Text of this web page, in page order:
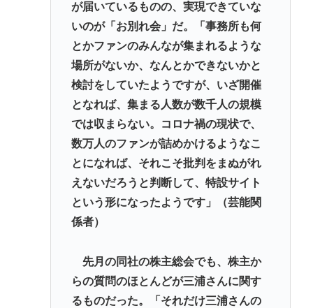
が届いているものの、実現できていな
いのが「お別れ会」だ。「事務所も何
とかファンのみんなが集まれるような
場所がないか、なんとかできないかと
検討をしていたようですが、いざ開催
となれば、集まる人数が数千人の規模
では収まらない。コロナ禍の現状で、
数万人のファンが詰めかけるようなこ
とになれば、それこそ批判をまぬがれ
えないだろうと判断して、特設サイト
という形になったようです」（芸能関
係者）
先月の同社の株主総会でも、株主か
らの質問のほとんどが三浦さんに関す
るものだった。「それだけ三浦さんの